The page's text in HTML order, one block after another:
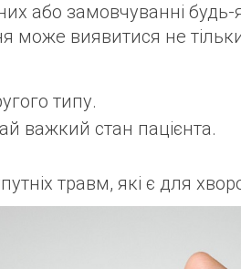
або замовчуванні
може виявитися не
типу.
важкий стан пацієнта.
травм, які є для